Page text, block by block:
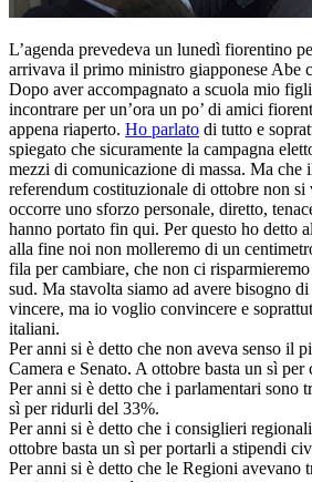
L’agenda prevedeva un lunedì fiorentino
arrivava il primo ministro giapponese Abe
Dopo aver accompagnato a scuola mio
incontrare per un’ora un po’ di amici
appena riaperto. Ho parlato di tutto e
spiegato che sicuramente la campagna
mezzi di comunicazione di massa. Ma che
referendum costituzionale di ottobre non
occorre uno sforzo personale, diretto,
hanno portato fin qui. Per questo ho detto
alla fine noi non molleremo di un
fila per cambiare, che non ci
sud. Ma stavolta siamo ad avere bisogno
vincere, ma io voglio convincere e
italiani.
Per anni si è detto che non aveva senso il
Camera e Senato. A ottobre basta un sì per
Per anni si è detto che i parlamentari sono
sì per ridurli del 33%.
Per anni si è detto che i consiglieri
ottobre basta un sì per portarli a stipendi
Per anni si è detto che le Regioni avevano